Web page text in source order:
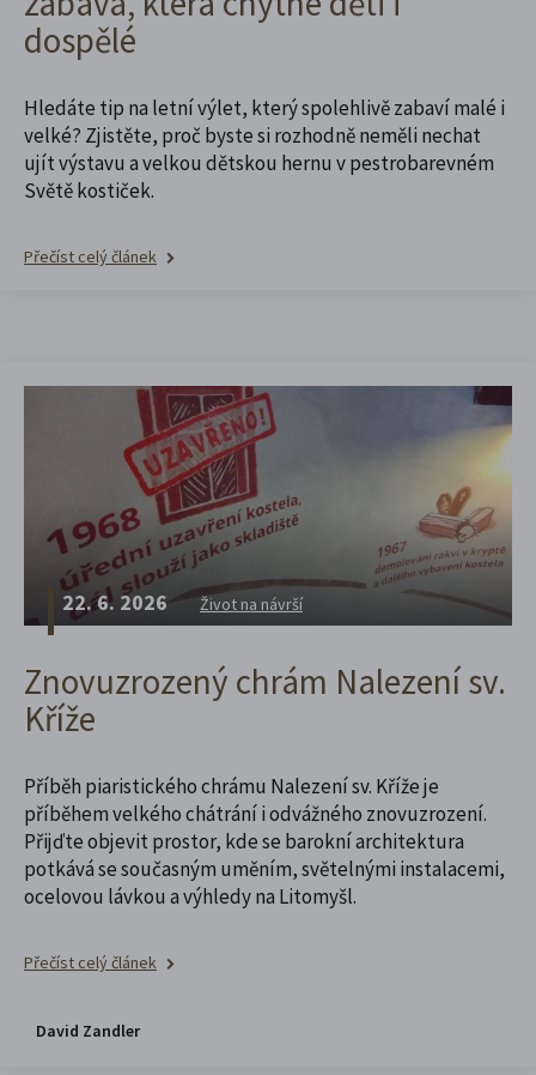
dospělé
Hledáte tip na letní výlet, který spolehlivě zabaví malé i
velké? Zjistěte, proč byste si rozhodně neměli nechat
ujít výstavu a velkou dětskou hernu v pestrobarevném
Světě kostiček.
Přečíst celý článek
22. 6. 2026 Život na návrší
Znovuzrozený chrám Nalezení sv.
Kříže
Příběh piaristického chrámu Nalezení sv. Kříže je
příběhem velkého chátrání i odvážného znovuzrození.
Přijďte objevit prostor, kde se barokní architektura
potkává se současným uměním, světelnými instalacemi,
ocelovou lávkou a výhledy na Litomyšl.
Přečíst celý článek
David Zandler